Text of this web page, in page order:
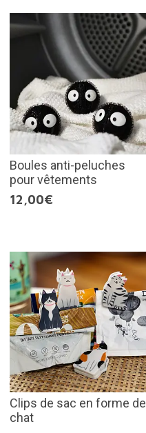
Boules anti-peluches
pour vêtements
12,00€
Clips de sac en forme de
chat